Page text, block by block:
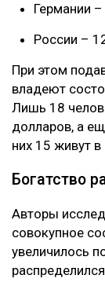
Германии
России –
При этом
владеют
Лишь 18
долларов, а
них 15 живут
Богатство
Авторы
совокупное
увеличилось